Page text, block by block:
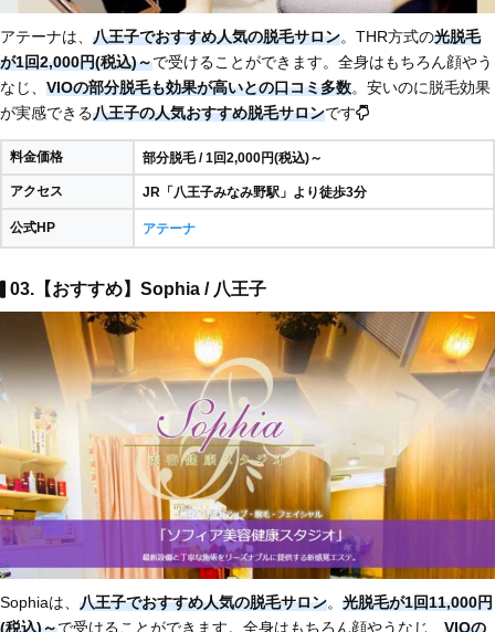
アテーナは、 八王子でおすすめ人気の脱毛サロン。THR方式の光脱毛
が1回2,000円(税込)～で受けることができます。全身はもちろん顔やう
なじ、 VIOの部分脱毛も効果が高いとの口コミ多数。安いのに脱毛効果
が実感できる八王子の人気おすすめ脱毛サロンです
料金価格 部分脱毛 / 1回2,000円(税込)～
アクセス JR「八王子みなみ野駅」より徒歩3分
公式HP アテーナ
03.【おすすめ】Sophia / 八王子
Sophiaは、 八王子でおすすめ人気の脱毛サロン。 光脱毛が1回11,000円
(税込)～で受けることができます。全身はもちろん顔やうなじ、 VIOの